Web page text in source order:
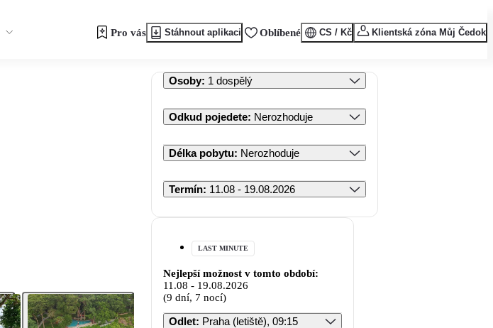
Pro vás Stáhnout aplikaci Oblíbené CS / Kč Klientská zóna Můj Čedok
Osoby: 1 dospělý
Odkud pojedete: Nerozhoduje
Délka pobytu: Nerozhoduje
Termín: 11.08 - 19.08.2026
LAST MINUTE
Nejlepší možnost v tomto období:
11.08 - 19.08.2026
(9 dní, 7 nocí)
Odlet: Praha (letiště), 09:15